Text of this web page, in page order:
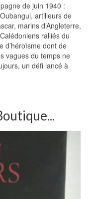
de juin 1940 :
artilleurs de
marins d’Angleterre,
ralliés du
d’héroïsme dont de
vagues du temps ne
un défi lancé à